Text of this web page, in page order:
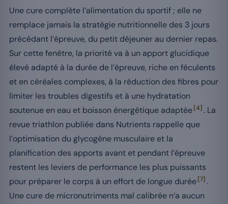
Une cure complète l’alimentation du sportif ; elle ne
remplace jamais la stratégie nutritionnelle des 3 jours
précédant l’épreuve, du petit déjeuner au dernier repas.
Sur cette fenêtre, la priorité va à un apport glucidique
élevé adapté à la durée de l’épreuve, riche en féculents
et en céréales complexes, à la réduction des fibres pour
limiter les troubles digestifs et à une hydratation
soutenue en eau et boisson énergétique adaptée[4] . La
revue triathlon publiée dans Nutrients rappelle que
l’optimisation du glycogène musculaire et la
planification des apports avant et pendant l’épreuve
restent les leviers de performance les plus puissants
pour préparer le corps à un effort de longue durée[7] .
Une cure de micronutriments mal calibrée n’a aucun